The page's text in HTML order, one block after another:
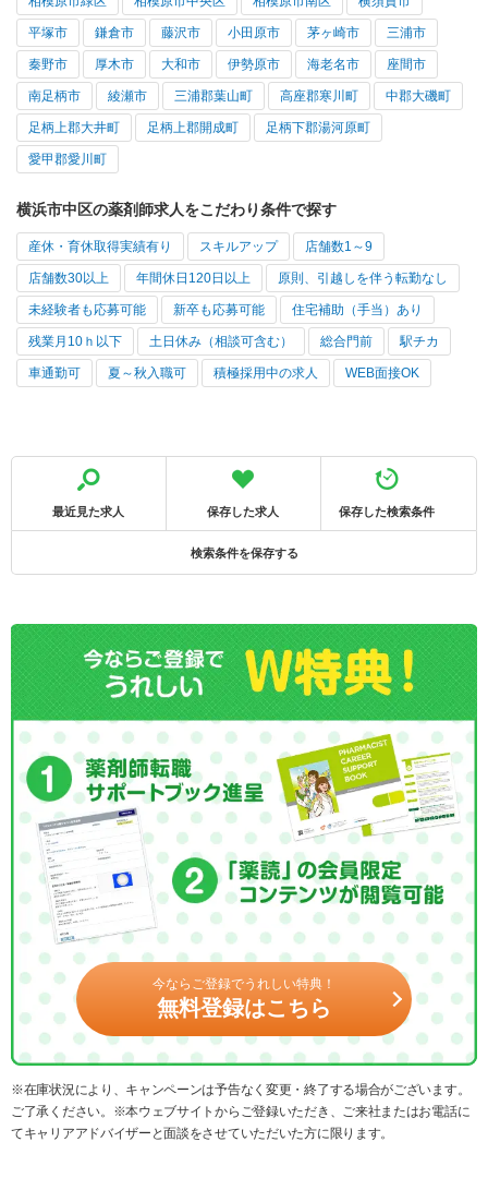
平塚市 鎌倉市 藤沢市 小田原市 茅ヶ崎市 三浦市
秦野市 厚木市 大和市 伊勢原市 海老名市 座間市
南足柄市 綾瀬市 三浦郡葉山町 高座郡寒川町 中郡大磯町
足柄上郡大井町 足柄上郡開成町 足柄下郡湯河原町
愛甲郡愛川町
横浜市中区の薬剤師求人をこだわり条件で探す
産休・育休取得実績有り スキルアップ 店舗数1～9
店舗数30以上 年間休日120日以上 原則、引越しを伴う転勤なし
未経験者も応募可能 新卒も応募可能 住宅補助（手当）あり
残業月10ｈ以下 土日休み（相談可含む） 総合門前 駅チカ
車通勤可 夏～秋入職可 積極採用中の求人 WEB面接OK
最近見た求人 保存した求人 保存した検索条件
検索条件を保存する
今ならご登録でうれしい特典！
無料登録はこちら
※在庫状況により、キャンペーンは予告なく変更・終了する場合がございます。
ご了承ください。※本ウェブサイトからご登録いただき、ご来社またはお電話に
てキャリアアドバイザーと面談をさせていただいた方に限ります。